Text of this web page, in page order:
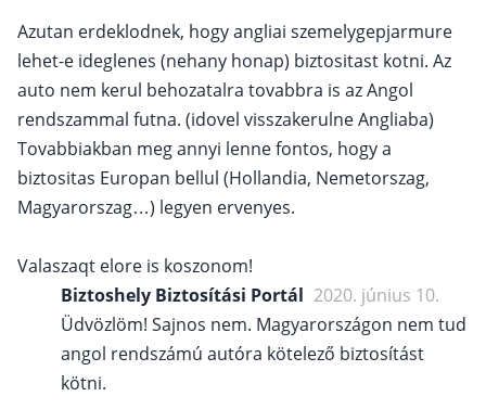
Azutan erdeklodnek, hogy angliai szemelygepjarmure
lehet-e ideglenes (nehany honap) biztositast kotni. Az
auto nem kerul behozatalra tovabbra is az Angol
rendszammal futna. (idovel visszakerulne Angliaba)
Tovabbiakban meg annyi lenne fontos, hogy a
biztositas Europan bellul (Hollandia, Nemetorszag,
Magyarorszag…) legyen ervenyes.
Valaszaqt elore is koszonom!
Biztoshely Biztosítási Portál 2020. június 10.
Üdvözlöm! Sajnos nem. Magyarországon nem tud
angol rendszámú autóra kötelező biztosítást
kötni.